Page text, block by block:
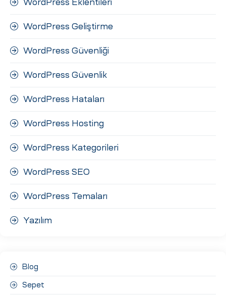
WordPress Eklentileri
WordPress Geliştirme
WordPress Güvenliği
WordPress Güvenlik
WordPress Hataları
WordPress Hosting
WordPress Kategorileri
WordPress SEO
WordPress Temaları
Yazılım
Blog
Sepet